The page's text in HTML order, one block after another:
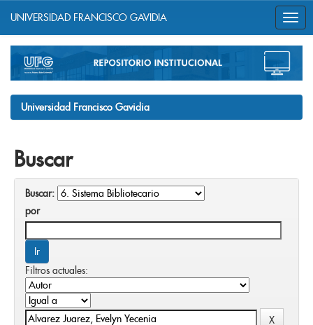
navigation
UNIVERSIDAD FRANCISCO GAVIDIA
Universidad Francisco Gavidia
Buscar
Buscar:
por
Filtros actuales: